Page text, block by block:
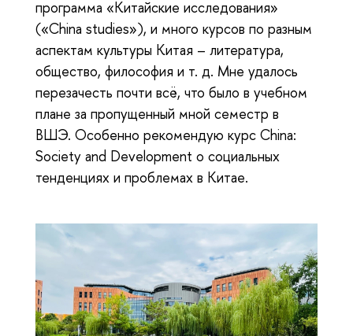
программа «Китайские исследования»
(«China studies»), и много курсов по разным
аспектам культуры Китая – литература,
общество, философия и т. д. Мне удалось
перезачесть почти всё, что было в учебном
плане за пропущенный мной семестр в
ВШЭ. Особенно рекомендую курс China:
Society and Development о социальных
тенденциях и проблемах в Китае.